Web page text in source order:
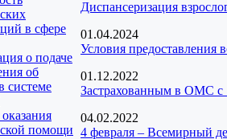
в сфере
о подаче
об
системе
помощи
Диспансеризация
01.04.2024
Условия предоставления
01.12.2022
Застрахованным в ОМС с
04.02.2022
4 февраля – Всемирный